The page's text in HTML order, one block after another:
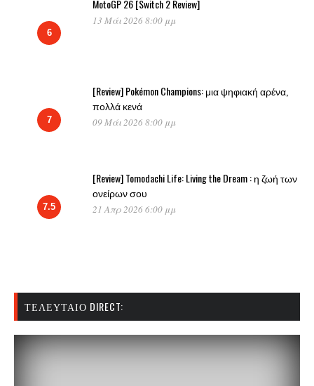
6
MotoGP 26 [Switch 2 Review]
13 Μάι 2026 8:00 μμ
7
[Review] Pokémon Champions: μια ψηφιακή αρένα,
πολλά κενά
09 Μάι 2026 8:00 μμ
7.5
[Review] Tomodachi Life: Living the Dream : η ζωή των
ονείρων σου
21 Απρ 2026 6:00 μμ
ΤΕΛΕΥΤΑΊΟ DIRECT: